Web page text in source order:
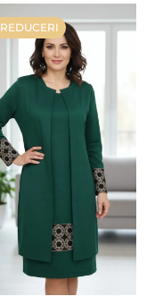
REDUCERI